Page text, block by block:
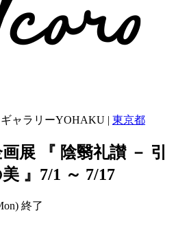
ャラリーYOHAKU | 東京都
展 『 陰翳礼讃 － 引
』7/1 ～ 7/17
終了